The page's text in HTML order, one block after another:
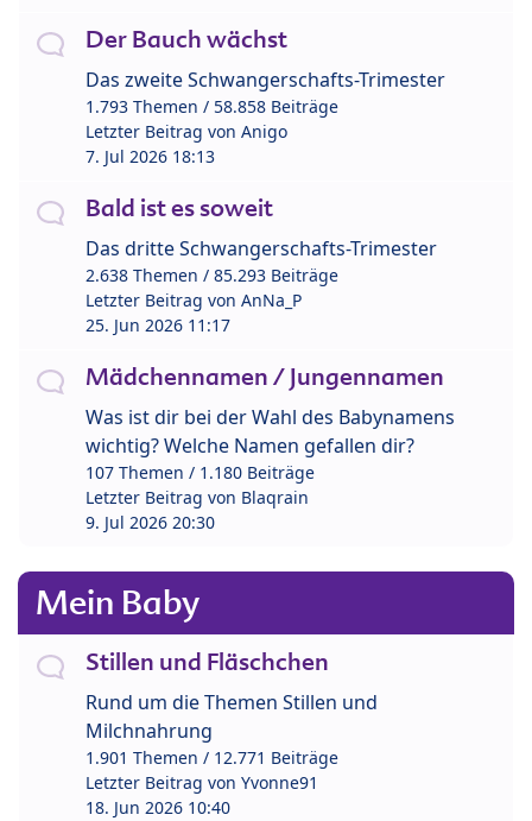
Der Bauch wächst
Das zweite Schwangerschafts-Trimester
1.793 Themen / 58.858 Beiträge
Letzter Beitrag von Anigo
7. Jul 2026 18:13
Bald ist es soweit
Das dritte Schwangerschafts-Trimester
2.638 Themen / 85.293 Beiträge
Letzter Beitrag von AnNa_P
25. Jun 2026 11:17
Mädchennamen / Jungennamen
Was ist dir bei der Wahl des Babynamens
wichtig? Welche Namen gefallen dir?
107 Themen / 1.180 Beiträge
Letzter Beitrag von Blaqrain
9. Jul 2026 20:30
Mein Baby
Stillen und Fläschchen
Rund um die Themen Stillen und
Milchnahrung
1.901 Themen / 12.771 Beiträge
Letzter Beitrag von Yvonne91
18. Jun 2026 10:40